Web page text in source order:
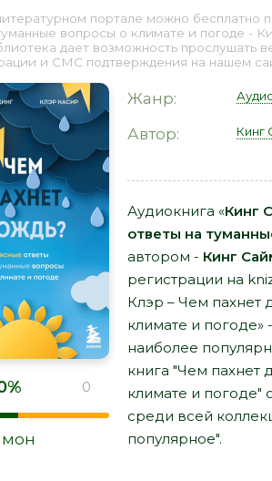
портале можно бесплатно
вопросы о климате и погоде -
дает возможность прослушать
и СМС подтверждения на нашем
0
Жанр:
Автор: Кинг
Аудиокнига «Кинг
ответы на
автором - Кинг
регистрации на
Клэр – Чем пахнет
климате и погоде» -
наиболее
книга "Чем пахнет
климате и погоде"
среди всей
популярное".